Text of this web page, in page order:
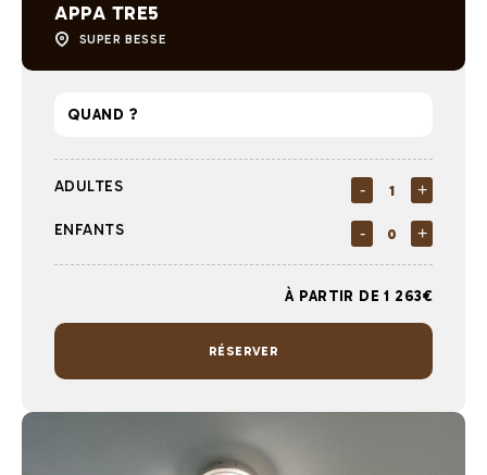
APPA TRE5
SUPER BESSE
ADULTES - +
ENFANTS - +
À PARTIR DE 1 263€
RÉSERVER